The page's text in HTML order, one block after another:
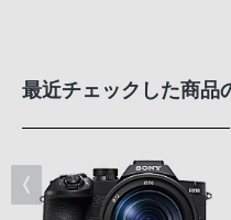
最近チェックした商品